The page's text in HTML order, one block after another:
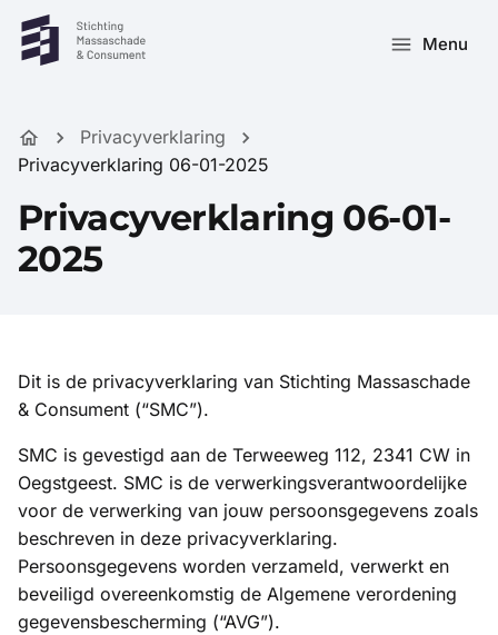
Menu
Privacyverklaring
Privacyverklaring 06-01-2025
Privacyverklaring 06-01-
2025
Dit is de privacyverklaring van Stichting Massaschade
& Consument (“SMC”).
SMC is gevestigd aan de Terweeweg 112, 2341 CW in
Oegstgeest. SMC is de verwerkingsverantwoordelijke
voor de verwerking van jouw persoonsgegevens zoals
beschreven in deze privacyverklaring.
Persoonsgegevens worden verzameld, verwerkt en
beveiligd overeenkomstig de Algemene verordening
gegevensbescherming (“AVG”).